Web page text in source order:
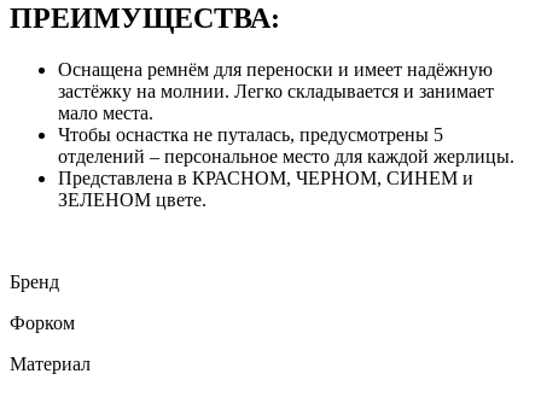
ПРЕИМУЩЕСТВА:
Оснащена ремнём для переноски и имеет надёжную
застёжку на молнии. Легко складывается и занимает
мало места.
Чтобы оснастка не путалась, предусмотрены 5
отделений – персональное место для каждой жерлицы.
Представлена в КРАСНОМ, ЧЕРНОМ, СИНЕМ и
ЗЕЛЕНОМ цвете.
Бренд
Форком
Материал